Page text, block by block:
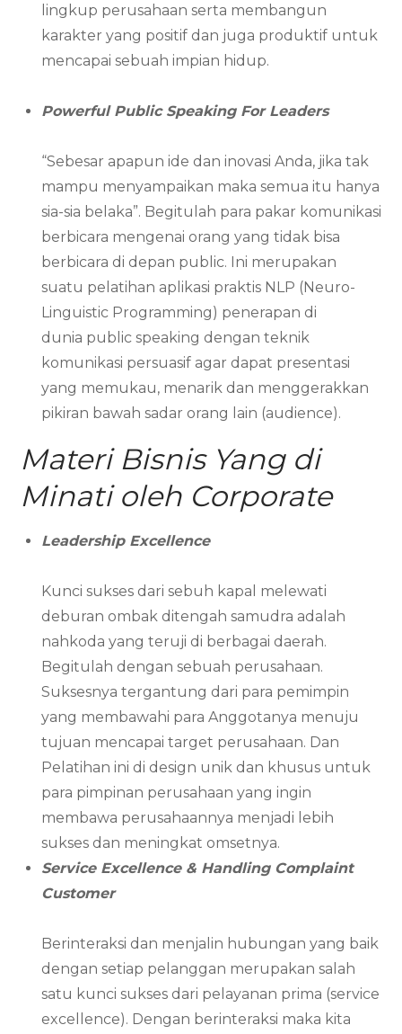
lingkup perusahaan serta membangun
karakter yang positif dan juga produktif untuk
mencapai sebuah impian hidup.
Powerful Public Speaking For Leaders
“Sebesar apapun ide dan inovasi Anda, jika tak
mampu menyampaikan maka semua itu hanya
sia-sia belaka”. Begitulah para pakar komunikasi
berbicara mengenai orang yang tidak bisa
berbicara di depan public. Ini merupakan
suatu pelatihan aplikasi praktis NLP (Neuro-
Linguistic Programming) penerapan di
dunia public speaking dengan teknik
komunikasi persuasif agar dapat presentasi
yang memukau, menarik dan menggerakkan
pikiran bawah sadar orang lain (audience).
Materi Bisnis Yang di
Minati oleh Corporate
Leadership Excellence
Kunci sukses dari sebuh kapal melewati
deburan ombak ditengah samudra adalah
nahkoda yang teruji di berbagai daerah.
Begitulah dengan sebuah perusahaan.
Suksesnya tergantung dari para pemimpin
yang membawahi para Anggotanya menuju
tujuan mencapai target perusahaan. Dan
Pelatihan ini di design unik dan khusus untuk
para pimpinan perusahaan yang ingin
membawa perusahaannya menjadi lebih
sukses dan meningkat omsetnya.
Service Excellence & Handling Complaint
Customer
Berinteraksi dan menjalin hubungan yang baik
dengan setiap pelanggan merupakan salah
satu kunci sukses dari pelayanan prima (service
excellence). Dengan berinteraksi maka kita